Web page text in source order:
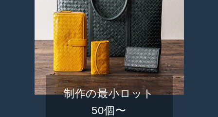
制作の最小ロット
50個〜